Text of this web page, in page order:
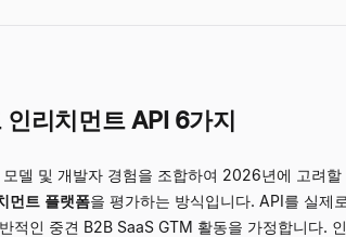
리치먼트 API 6가지
델 및 개발자 경험을 조합하여 2026년에 고려
먼트 플랫폼을 평가하는 방식입니다. API를 실제
적인 중견 B2B SaaS GTM 활동을 가정합니다.